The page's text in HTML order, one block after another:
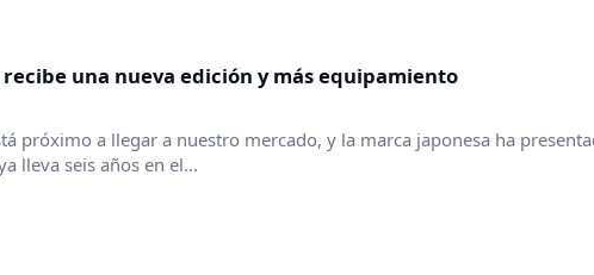
recibe una nueva edición y más equipamiento
próximo a llegar a nuestro mercado, y la marca japonesa ha
lleva seis años en el...